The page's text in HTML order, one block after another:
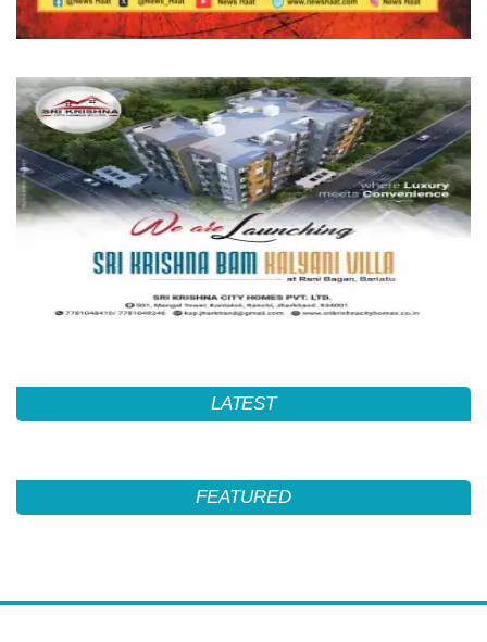
LATEST
FEATURED